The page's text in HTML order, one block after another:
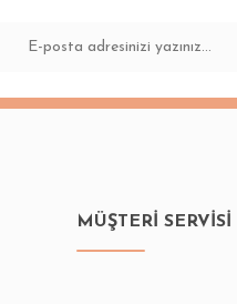
MÜŞTERİ SERVİSİ